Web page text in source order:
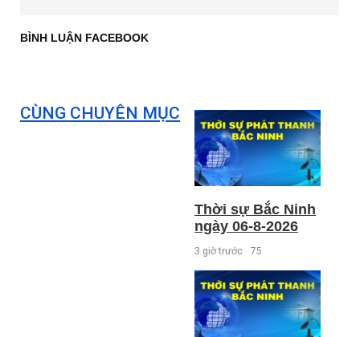
BÌNH LUẬN FACEBOOK
CÙNG CHUYÊN MỤC
Thời sự Bắc Ninh
ngày 06-8-2026
3 giờ trước 75